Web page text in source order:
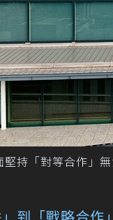
堅持「對等合作」
到「戰略合作」